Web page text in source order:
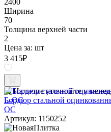
2400
Ширина
70
Толщина верхней части
2
Цена за: шт
3 415₽
Наличие уточняйте у
Бордюр стальной
ОС
Артикул: 1150252